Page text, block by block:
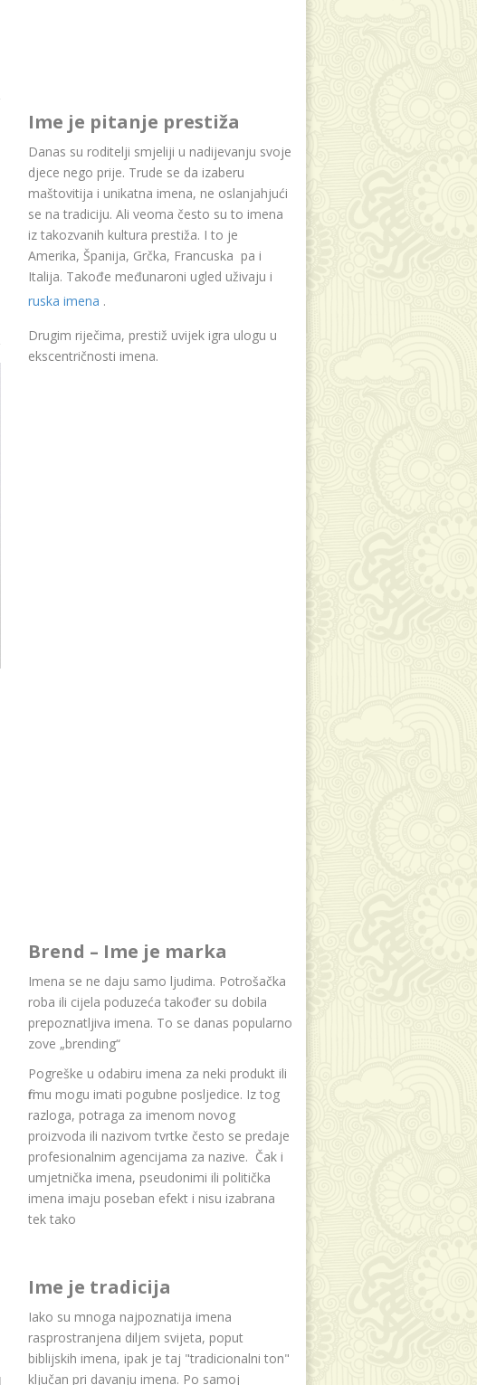
Ime je pitanje prestiža
Danas su roditelji smjeliji u nadijevanju svoje
djece nego prije. Trude se da izaberu
maštovitija i unikatna imena, ne oslanjahjući
se na tradiciju. Ali veoma često su to imena
iz takozvanih kultura prestiža. I to je
Amerika, Španija, Grčka, Francuska pa i
Italija. Takođe međunaroni ugled uživaju i
ruska imena .
Drugim riječima, prestiž uvijek igra ulogu u
ekscentričnosti imena.
Brend – Ime je marka
Imena se ne daju samo ljudima. Potrošačka
roba ili cijela poduzeća također su dobila
prepoznatljiva imena. To se danas popularno
zove „brending“
Pogreške u odabiru imena za neki produkt ili
firmu mogu imati pogubne posljedice. Iz tog
razloga, potraga za imenom novog
proizvoda ili nazivom tvrtke često se predaje
profesionalnim agencijama za nazive. Čak i
umjetnička imena, pseudonimi ili politička
imena imaju poseban efekt i nisu izabrana
tek tako
Ime je tradicija
Iako su mnoga najpoznatija imena
rasprostranjena diljem svijeta, poput
biblijskih imena, ipak je taj "tradicionalni ton"
ključan pri davanju imena. Po samoj